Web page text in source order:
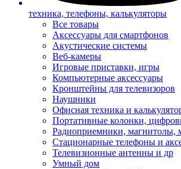
техника, телефоны, калькуляторы
Все товары
Аксессуары для смартфонов
Акустические системы
Веб-камеры
Игровые приставки, игры
Компьютерные аксессуары
Кронштейны для телевизоров
Наушники
Офисная техника и
Портативные колонки,
Радиоприемники, магнитолы,
Стационарные телефоны и
Телевизионные антенны и др
Умный дом